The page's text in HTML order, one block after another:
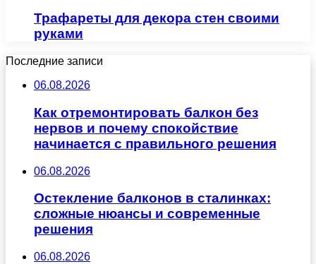
Трафареты для декора стен своими
руками
Последние записи
06.08.2026
Как отремонтировать балкон без
нервов и почему спокойствие
начинается с правильного решения
06.08.2026
Остекление балконов в сталинках:
сложные нюансы и современные
решения
06.08.2026